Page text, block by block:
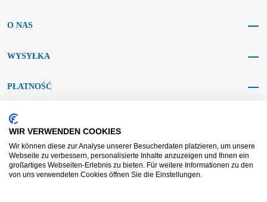
O NAS
WYSYŁKA
PŁATNOŚĆ
MEDIA SPOŁECZNOŚCIOWE
WIR VERWENDEN COOKIES
Wir können diese zur Analyse unserer Besucherdaten platzieren, um unsere
Webseite zu verbessern, personalisierte Inhalte anzuzeigen und Ihnen ein
großartiges Webseiten-Erlebnis zu bieten. Für weitere Informationen zu den
von uns verwendeten Cookies öffnen Sie die Einstellungen.